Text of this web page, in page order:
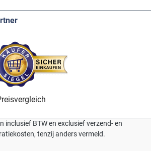
inclusief BTW en exclusief verzend- en
tenzij anders vermeld.